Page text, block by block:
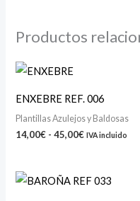
Productos
ENXEBRE REF. 006
Plantillas Azulejos y Baldosas
14,00€ - 45,00€
desde
14,00€
hasta
45,00€
IVA incluido
Rango
de